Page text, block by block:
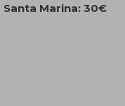
Santa Marina: 30€